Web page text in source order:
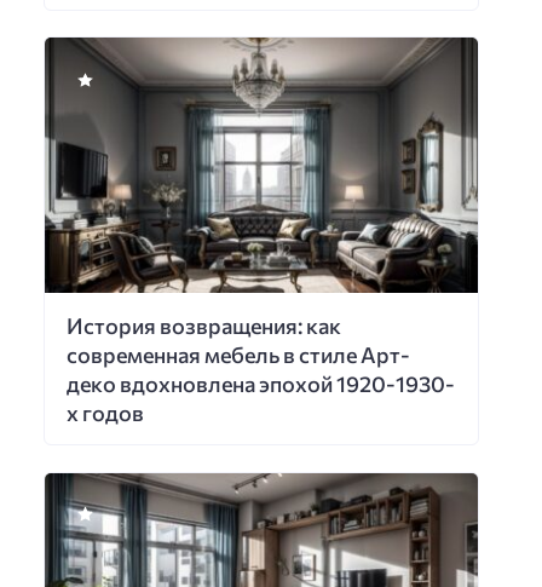
История возвращения: как
современная мебель в стиле Арт-
деко вдохновлена эпохой 1920-1930-
х годов